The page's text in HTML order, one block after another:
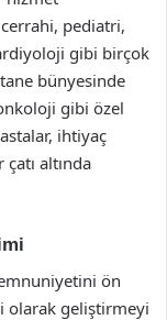
pediatri,
gibi birçok
bünyesinde
gibi özel
ihtiyaç
altında
ön
olarak geliştirmeyi